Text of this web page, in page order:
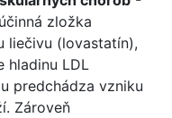
zložka
liečivu (lovastatín),
hladinu LDL
predchádza vzniku
Zároveň